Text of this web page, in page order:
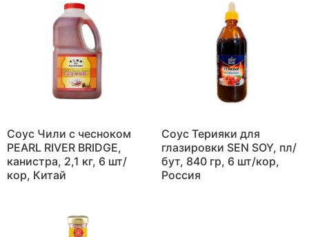
Соус Чили с чесноком
PEARL RIVER BRIDGE,
канистра, 2,1 кг, 6 шт/
кор, Китай
Соус Терияки для
глазировки SEN SOY, пл/
бут, 840 гр, 6 шт/кор,
Россия